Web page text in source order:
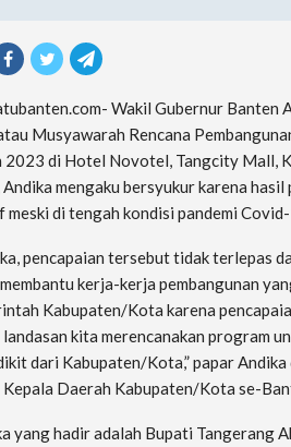
Wakil Gubernur Banten
Musyawarah Rencana
2023 di Hotel Novotel, Tangcity Mall,
mengaku bersyukur karena
meski di tengah kondisi pandemi
pencapaian tersebut tidak terlepas
kerja-kerja pembangunan
Kabupaten/Kota karena
kita merencanakan program
dari Kabupaten/Kota,” papar
Daerah Kabupaten/Kota se-
yang hadir adalah Bupati Tangerang